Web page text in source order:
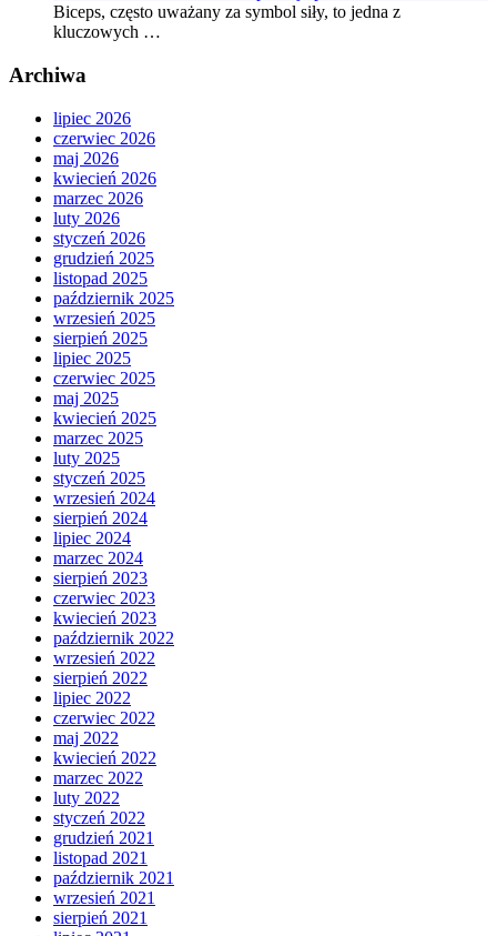
Biceps, często uważany za symbol siły, to jedna z
kluczowych …
Archiwa
lipiec 2026
czerwiec 2026
maj 2026
kwiecień 2026
marzec 2026
luty 2026
styczeń 2026
grudzień 2025
listopad 2025
październik 2025
wrzesień 2025
sierpień 2025
lipiec 2025
czerwiec 2025
maj 2025
kwiecień 2025
marzec 2025
luty 2025
styczeń 2025
wrzesień 2024
sierpień 2024
lipiec 2024
marzec 2024
sierpień 2023
czerwiec 2023
kwiecień 2023
październik 2022
wrzesień 2022
sierpień 2022
lipiec 2022
czerwiec 2022
maj 2022
kwiecień 2022
marzec 2022
luty 2022
styczeń 2022
grudzień 2021
listopad 2021
październik 2021
wrzesień 2021
sierpień 2021